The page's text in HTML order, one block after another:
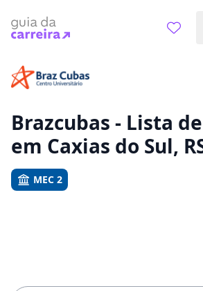
Vamos te guiar no caminho ideal para
Sim, já sei
Brazcubas - Lista
em Caxias do Sul,
MEC 2